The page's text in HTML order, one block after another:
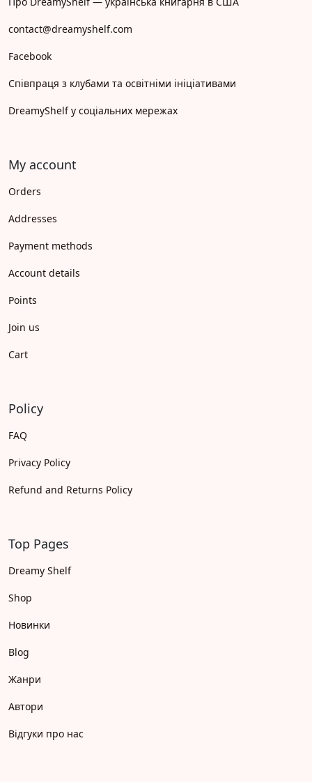
contact@dreamyshelf.com
Facebook
Співпраця з клубами та освітніми ініціативами
DreamyShelf у соціальних мережах
My account
Orders
Addresses
Payment methods
Account details
Points
Join us
Cart
Policy
FAQ
Privacy Policy
Refund and Returns Policy
Top Pages
Dreamy Shelf
Shop
Новинки
Blog
Жанри
Автори
Відгуки про нас